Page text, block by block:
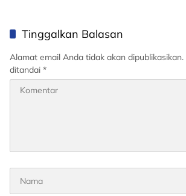
Tinggalkan Balasan
Alamat email Anda tidak akan dipublikasikan.
ditandai *